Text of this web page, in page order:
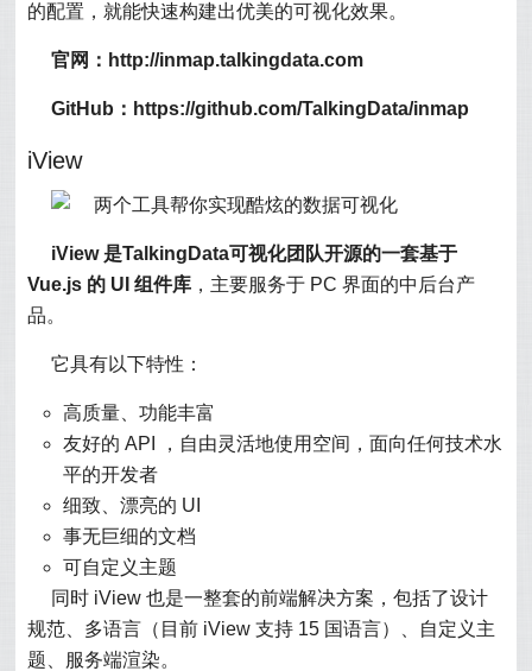
的配置，就能快速构建出优美的可视化效果。
官网：http://inmap.talkingdata.com
GitHub：https://github.com/TalkingData/inmap
iView
iView 是TalkingData可视化团队开源的一套基于
Vue.js 的 UI 组件库 ，主要服务于 PC 界面的中后台产
品。
它具有以下特性：
高质量、功能丰富
友好的 API ，自由灵活地使用空间，面向任何技术水
平的开发者
细致、漂亮的 UI
事无巨细的文档
可自定义主题
同时 iView 也是一整套的前端解决方案，包括了设计
规范、多语言（目前 iView 支持 15 国语言）、自定义主
题、服务端渲染。